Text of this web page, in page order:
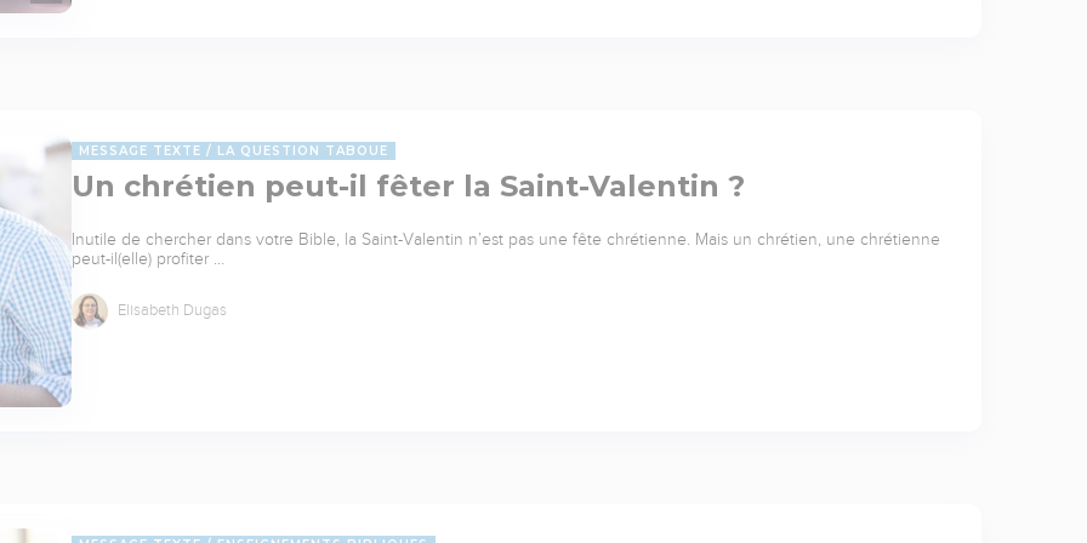
MESSAGE TEXTE LA QUESTION TABOUE
Un chrétien peut-il fêter la Saint-Valentin ?
Inutile de chercher dans votre Bible, la Saint-Valentin n’est pas une fête chrétienne. Mais un chrétien, une chrétienne
peut-il(elle) profiter …
Elisabeth Dugas